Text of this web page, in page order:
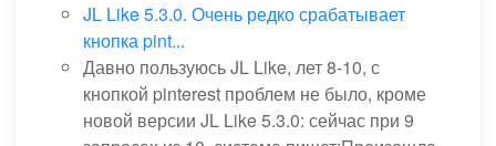
JL Like 5.3.0. Очень редко срабатывает
кнопка pint...
Давно пользуюсь JL Like, лет 8-10, с
кнопкой pinterest проблем не было, кроме
новой версии JL Like 5.3.0: сейчас при 9